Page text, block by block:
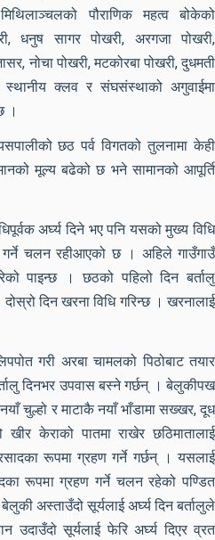
पौराणिक महत्व बोकेको
धनुष सागर पोखरी, अरगजा पोखरी,
नोचा पोखरी, मटकोरबा पोखरी, दुधमती
स्थानीय क्लव र संघसंस्थाको अगुवाईमा
।
छठ पर्व विगतको तुलनामा केही
मूल्य बढेको छ भने सामानको आपूर्ति
अर्घ्य दिने भए पनि यसको मुख्य विधि
गर्ने चलन रहीआएको छ । अहिले गाउँगाउँ
पाइन्छ । छठको पहिलो दिन बर्तालु
दिन खरना विधि गरिन्छ । खरनालाई
गरी अरबा चामलको पिठोबाट तयार
दिनभर उपवास बस्ने गर्छन् । बेलुकीपख
चुल्हो र माटाकै नयाँ भाँडामा सख्खर, दूध
केराको पातमा राखेर छठिमातालाई
रूपमा ग्रहण गर्ने गर्छन् । यसलाई
रूपमा ग्रहण गर्ने चलन रहेको पण्डित
अस्ताउँदो सूर्यलाई अर्घ्य दिन बर्तालुले
उदाउँदो सूर्यलाई फेरि अर्घ्य दिएर व्रत